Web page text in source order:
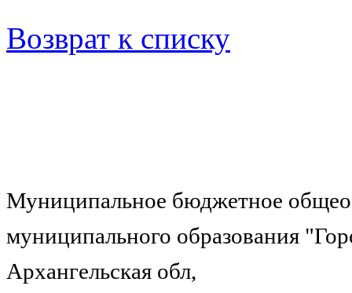
Возврат к списку
Муниципальное бюджетное
муниципального образования
Архангельская обл,